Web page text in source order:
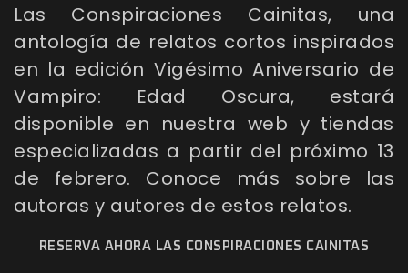
Las Conspiraciones Cainitas, una
antología de relatos cortos inspirados
en la edición Vigésimo Aniversario de
Vampiro: Edad Oscura, estará
disponible en nuestra web y tiendas
especializadas a partir del próximo 13
de febrero. Conoce más sobre las
autoras y autores de estos relatos.
RESERVA AHORA LAS CONSPIRACIONES CAINITAS